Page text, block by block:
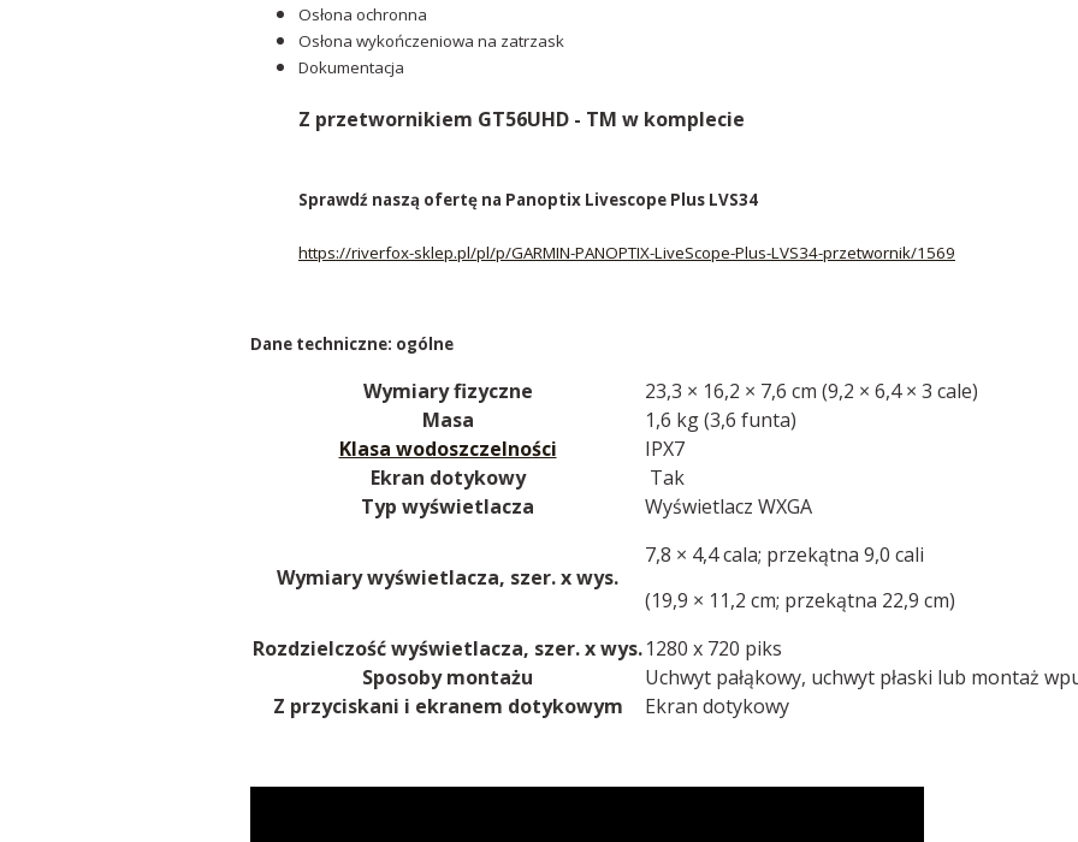
Osłona ochronna
Osłona wykończeniowa na zatrzask
Dokumentacja
Z przetwornikiem GT56UHD - TM w komplecie
Sprawdź naszą ofertę na Panoptix Livescope Plus LVS34
https://riverfox-sklep.pl/pl/p/GARMIN-PANOPTIX-LiveScope-Plus-LVS34-przetwornik/1569
Dane techniczne: ogólne
Wymiary fizyczne
23,3 × 16,2 × 7,6 cm (9,2 × 6,4 × 3 cale)
Masa
1,6 kg (3,6 funta)
Klasa wodoszczelności
IPX7
Ekran dotykowy
Tak
Typ wyświetlacza
Wyświetlacz WXGA
Wymiary wyświetlacza, szer. x wys.
7,8 × 4,4 cala; przekątna 9,0 cali
(19,9 × 11,2 cm; przekątna 22,9 cm)
Rozdzielczość wyświetlacza, szer. x wys.1280 x 720 piks
Sposoby montażu
Uchwyt pałąkowy, uchwyt płaski lub montaż
Z przyciskani i ekranem dotykowym
Ekran dotykowy